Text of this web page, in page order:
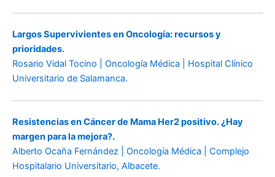
Largos Supervivientes en Oncología: recursos y
prioridades.
Rosario Vidal Tocino | Oncología Médica | Hospital Clínico
Universitario de Salamanca.
Resistencias en Cáncer de Mama Her2 positivo. ¿Hay
margen para la mejora?.
Alberto Ocaña Fernández | Oncología Médica | Complejo
Hospitalario Universitario, Albacete.